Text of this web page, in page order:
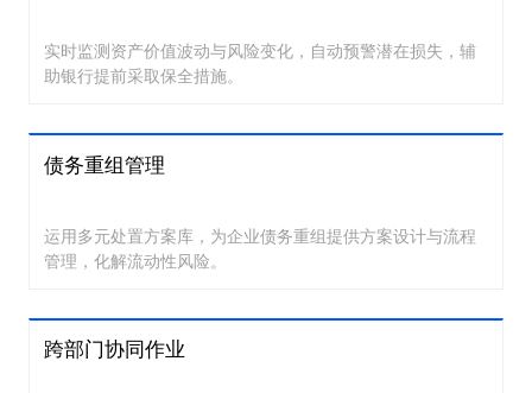
实时监测资产价值波动与风险变化，自动预警潜在损失，辅
助银行提前采取保全措施。
债务重组管理
运用多元处置方案库，为企业债务重组提供方案设计与流程
管理，化解流动性风险。
跨部门协同作业